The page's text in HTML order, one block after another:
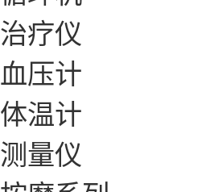
治疗仪
血压计
体温计
测量仪